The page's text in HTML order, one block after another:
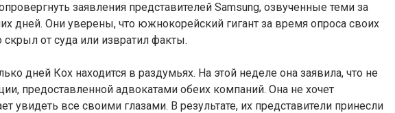
заявления представителей Samsung, озвученные теми за
дней. Они уверены, что южнокорейский гигант за время опроса своих
скрыл от суда или извратил факты.
дней Кох находится в раздумьях. На этой неделе она заявила, что не
предоставленной адвокатами обеих компаний. Она не хочет
увидеть все своими глазами. В результате, их представители принесли